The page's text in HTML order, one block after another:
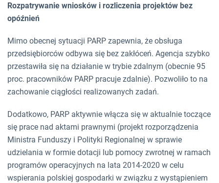
Rozpatrywanie wniosków i rozliczenia projektów bez
opóźnień
Mimo obecnej sytuacji PARP zapewnia, że obsługa
przedsiębiorców odbywa się bez zakłóceń. Agencja szybko
przestawiła się na działanie w trybie zdalnym (obecnie 95
proc. pracowników PARP pracuje zdalnie). Pozwoliło to na
zachowanie ciągłości realizowanych zadań.
Dodatkowo, PARP aktywnie włącza się w aktualnie toczące
się prace nad aktami prawnymi (projekt rozporządzenia
Ministra Funduszy i Polityki Regionalnej w sprawie
udzielania w formie dotacji lub pomocy zwrotnej w ramach
programów operacyjnych na lata 2014-2020 w celu
wspierania polskiej gospodarki w związku z wystąpieniem